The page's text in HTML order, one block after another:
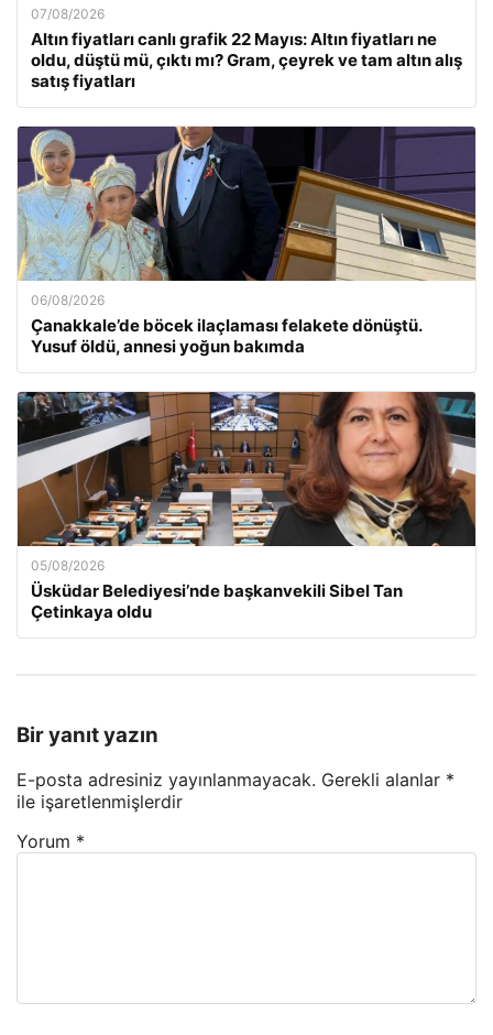
07/08/2026
Altın fiyatları canlı grafik 22 Mayıs: Altın fiyatları ne
oldu, düştü mü, çıktı mı? Gram, çeyrek ve tam altın alış
satış fiyatları
06/08/2026
Çanakkale’de böcek ilaçlaması felakete dönüştü.
Yusuf öldü, annesi yoğun bakımda
05/08/2026
Üsküdar Belediyesi’nde başkanvekili Sibel Tan
Çetinkaya oldu
Bir yanıt yazın
E-posta adresiniz yayınlanmayacak. Gerekli alanlar *
ile işaretlenmişlerdir
Yorum *